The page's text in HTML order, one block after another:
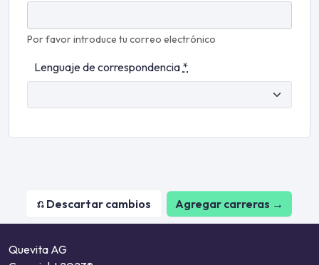
Por favor introduce tu correo electrónico
Lenguaje de correspondencia *
Agregar carreras →
Quevita AG